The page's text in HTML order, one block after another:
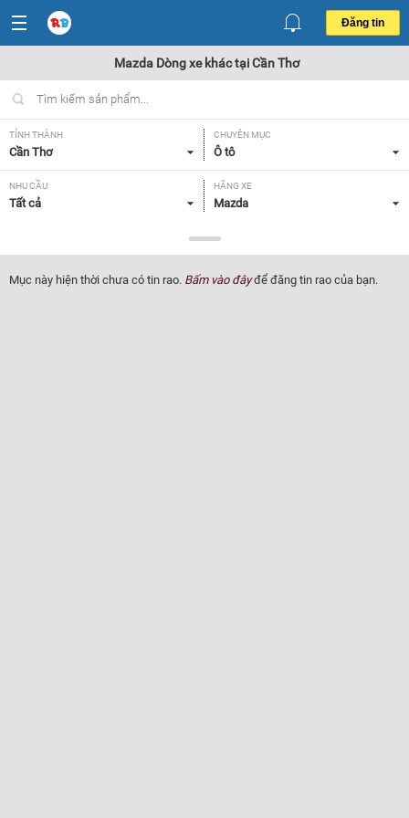
Đăng tin
Mazda Dòng xe khác tại Cần Thơ
TỈNH THÀNH
Cần Thơ
CHUYÊN MỤC
Ô tô
NHU CẦU
Tất cả
HÃNG XE
Mazda
Dòng xe khác
NĂM SẢN XUẤT
Tất cả
GIÁ XE XUẤT XỨ
Mục này hiện thời chưa có tin rao. Bấm vào đâyđể đăng tin rao của bạn.